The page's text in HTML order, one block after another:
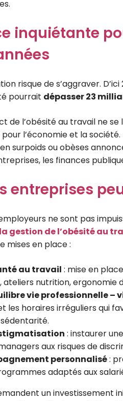
inquiétante
risque de s’aggraver.
pourrait dépasser 23
de l’obésité au travail ne
l’économie et la société.
surpoids ou obèses
les finances
entreprises
ne sont pas
gestion de l’obésité au
mises en place :
au travail : mise en
ateliers nutrition, ergonomie
vie professionnelle –
les horaires irréguliers qui
: instaurer
aux risques de
personnalisé:
adaptés aux
un investissement